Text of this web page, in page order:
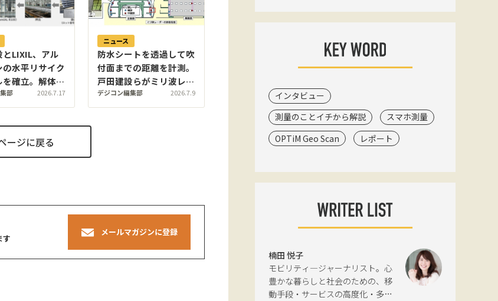
LIXIL、アル
の水平リサイク
確立。解体廃
究棟のカーテン
へ再生
部 2026.7.17
ニュース
防水シートを透過して吹
付面までの距離を計測。
戸田建設らがミリ波レー
ダーで山岳トンネル覆工
空間を自動計測する「マ
デジコン編集部 2026.7.9
ージに戻る
す
メールマガジンに登録
インタビュー
測量のことイチから解説
スマホ測量
OPTiM Geo Scan
レポート
楠田 悦子
モビリティ―ジャーナリスト。心
豊かな暮らしと社会のための、移
動手段・サービスの高度化・多様